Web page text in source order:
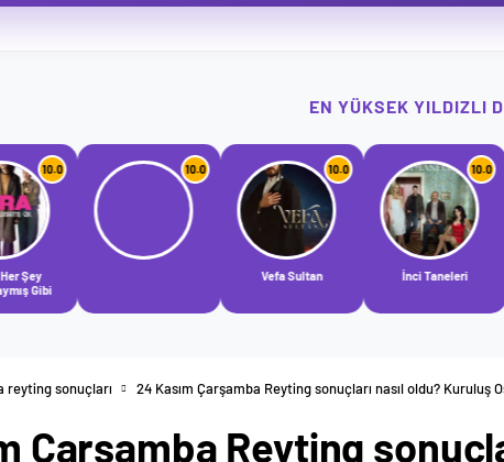
EN YÜKSEK YILDIZLI
İnci Taneleri Çirkin
reyting sonuçları
24 Kasım Çarşamba Reyting sonuçları nasıl oldu? Kuruluş
Çarşamba Reyting